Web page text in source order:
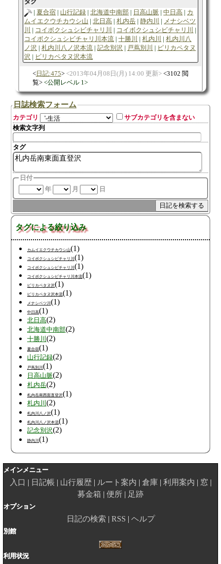
夏合宿
山行記録 北海道中南部 日高山脈 中日高
カ
ムイエクウチカウシ山
北日高 札内岳 静内川
メナシベツ
川
コイボクシュシビチャリ川
コイボクシュシビチャリ川
コイボクシュシビチャリ川本流
十勝川 札内川
札内川八
ノ沢
札内川八ノ沢本流 記念別沢 戸蔦別川
ピリカペタヌ
沢
ピリカペタヌ沢本流
日記:475 2013年04月08日(月) 14:00 更新
3102 閲
覧
公開レベル 1
日誌検索フォーム
カテゴリ
サブカテゴリを含まない
検索文字列
タグ
日付
年
月 日
タグによる絞り込み
カムイエクウチカウシ山(1)
コイボクシュシビチャリ川 (1)
コイボクシュシビチャリ川 (1)
コイボクシュシビチャリ川本流(1)
ピリカペタヌ沢(1)
ピリカペタヌ沢本流(1)
メナシベツ川 (1)
中日高(1)
北日高(2)
北海道中南部(2)
十勝川 (2)
夏合宿(1)
山行記録(2)
戸蔦別川 (1)
日高山脈(2)
札内岳(2)
札内岳南西面直登沢(1)
札内川 (2)
札内川八ノ沢(1)
札内川八ノ沢本流(1)
記念別沢(2)
静内川 (1)
メインメニュー
入口 日記帳 山行履歴 ルート案内 倉庫 利用案内
窓
募金箱
便所 足跡
オプション
日記の検索 RSS ヘルプ
別館
利用状況